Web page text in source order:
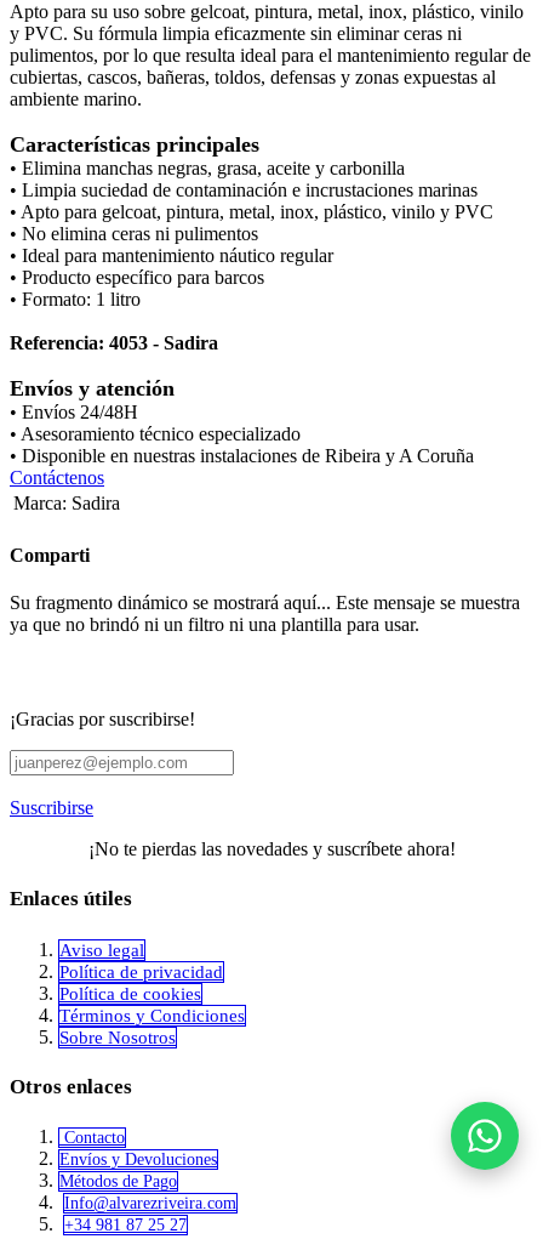
Apto para su uso sobre gelcoat, pintura, metal, inox, plástico, vinilo
y PVC. Su fórmula limpia eficazmente sin eliminar ceras ni
pulimentos, por lo que resulta ideal para el mantenimiento regular de
cubiertas, cascos, bañeras, toldos, defensas y zonas expuestas al
ambiente marino.
Características principales
• Elimina manchas negras, grasa, aceite y carbonilla
• Limpia suciedad de contaminación e incrustaciones marinas
• Apto para gelcoat, pintura, metal, inox, plástico, vinilo y PVC
• No elimina ceras ni pulimentos
• Ideal para mantenimiento náutico regular
• Producto específico para barcos
• Formato: 1 litro
Referencia: 4053 - Sadira
Envíos y atención
• Envíos 24/48H
• Asesoramiento técnico especializado
• Disponible en nuestras instalaciones de Ribeira y A Coruña
Contáctenos
Marca: Sadira
Comparti
Su fragmento dinámico se mostrará aquí... Este mensaje se muestra
ya que no brindó ni un filtro ni una plantilla para usar.
¡Gracias por suscribirse!
Suscribirse
¡No te pierdas las novedades y suscríbete ahora!
Enlaces útiles
Aviso legal
Política de privacidad
​Política de cookies
Términos y Condiciones
Sobre Nosotros
Otros enlaces
Contacto
Envíos y Devoluciones
Métodos de Pago
Info@alvar​​ezriveira.com
+34 981 87 25 27